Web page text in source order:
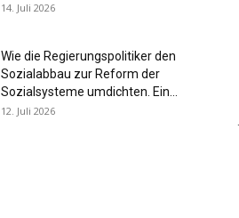
14. Juli 2026
Wie die Regierungspolitiker den
Sozialabbau zur Reform der
Sozialsysteme umdichten. Ein...
12. Juli 2026